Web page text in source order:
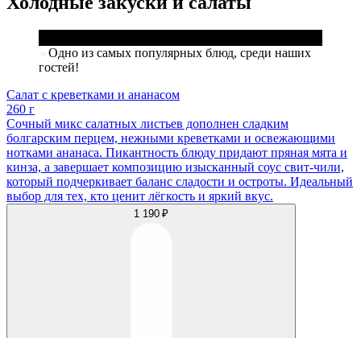
Одно из самых популярных блюд, среди наших
гостей!
Салат с креветками и ананасом
260 г
Сочный микс салатных листьев дополнен сладким
болгарским перцем, нежными креветками и освежающими
нотками ананаса. Пикантность блюду придают пряная мята и
кинза, а завершает композицию изысканный соус свит-чили,
который подчеркивает баланс сладости и остроты. Идеальный
выбор для тех, кто ценит лёгкость и яркий вкус.
1 190 ₽